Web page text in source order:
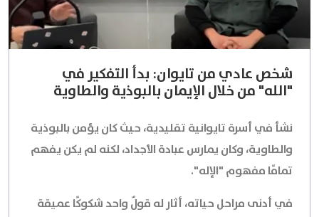
شخص عادي من تايوان: بدأ التفكير في
"الله" من خلال الإيمان بالبوذية والطاوية
نشأ في أسرة تايوانية تقليدية، حيث كان يؤمن بالبوذية
والطاوية، وكان يمارس عبادة الأجداد، لكنه لم يكن يفهم
تمامًا مفهوم "الإله".
في أدنى مراحل حياته، أثار له قولٌ واحد شكوكًا عميقة